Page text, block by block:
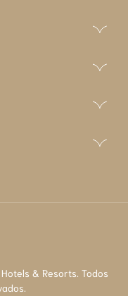
& Resorts. Todos